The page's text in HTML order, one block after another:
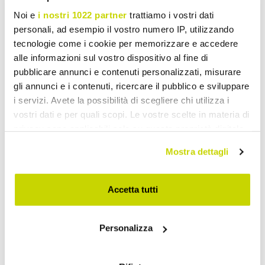
Noi e i nostri 1022 partner trattiamo i vostri dati
personali, ad esempio il vostro numero IP, utilizzando
tecnologie come i cookie per memorizzare e accedere
alle informazioni sul vostro dispositivo al fine di
pubblicare annunci e contenuti personalizzati, misurare
gli annunci e i contenuti, ricercare il pubblico e sviluppare
i servizi. Avete la possibilità di scegliere chi utilizza i
vostri dati e per quali scopi. Le vostre scelte in materia di
modificare o revocare il proprio consenso in qualsiasi
momento dalla Dichiarazione sui cookie o facendo clic
sull'icona di attivazione della privacy.
raccogliere informazioni sulla tua posizione
Mostra dettagli
Accetta tutti
Personalizza
Take advantage of it now!